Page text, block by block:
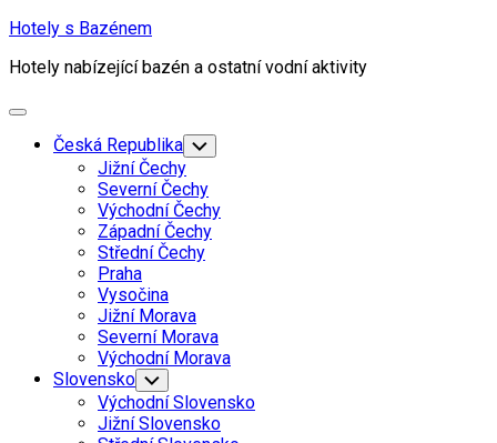
Skip
content
Hotely s Bazénem
Hotely nabízející bazén a ostatní vodní aktivity
Expand
Česká Republika Toggle
Child
Menu
Jižní Čechy
Severní Čechy
Východní Čechy
Západní Čechy
Střední Čechy
Praha
Vysočina
Jižní Morava
Severní Morava
Východní Morava
Slovensko Toggle
Child
Menu
Východní Slovensko
Jižní Slovensko